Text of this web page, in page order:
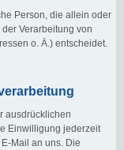
Person, die allein oder
Verarbeitung von
o. Ä.) entscheidet.
ausdrücklichen
Einwilligung jederzeit
Mail an uns. Die